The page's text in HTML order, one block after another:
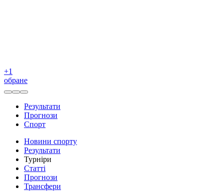
+1
обране
Результати
Прогнози
Спорт
Новини спорту
Результати
Турніри
Статті
Прогнози
Трансфери